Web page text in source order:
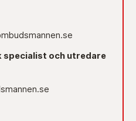
specialist och utredare